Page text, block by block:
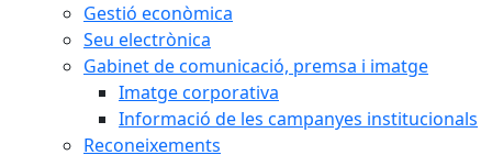
Gestió econòmica
Seu electrònica
Gabinet de comunicació, premsa i imatge
Imatge corporativa
Informació de les campanyes institucionals
Reconeixements